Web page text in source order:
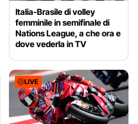
Italia-Brasile di volley
femminile in semifinale di
Nations League, a che ora e
dove vederla in TV
LIVE